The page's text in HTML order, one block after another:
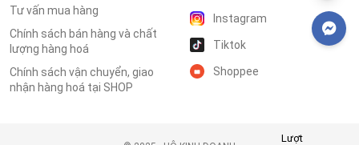
Tư vấn mua hàng
Chính sách bán hàng và chất
lượng hàng hoá
Chính sách vận chuyển, giao
nhận hàng hoá tại SHOP
Instagram
Tiktok
Shoppee
Lượt